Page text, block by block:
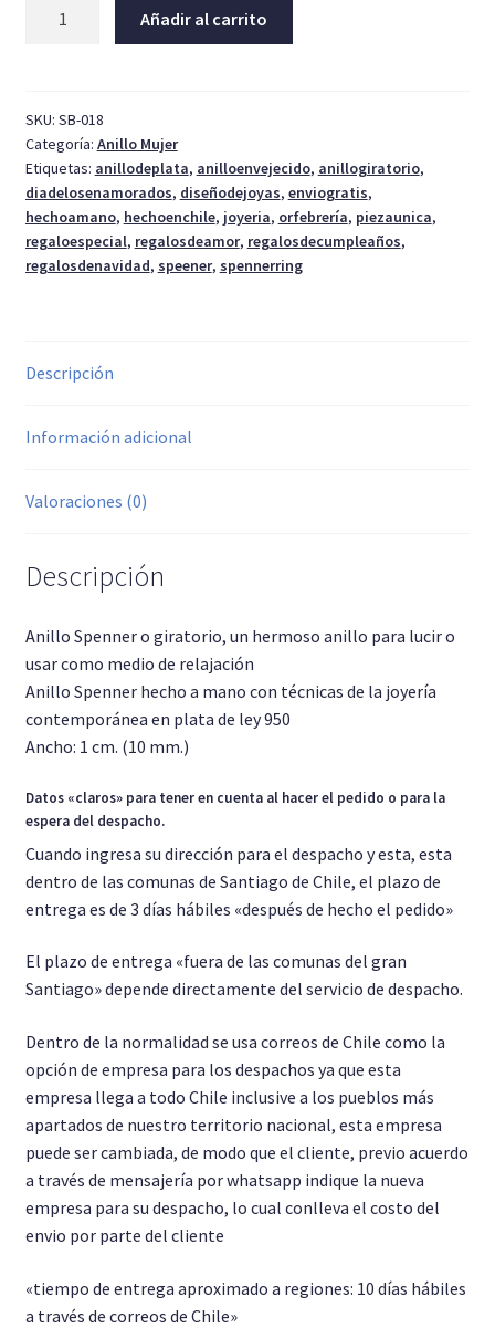
cantidad
Añadir al carrito
SKU: SB-018
Categoría: Anillo Mujer
Etiquetas: anillodeplata, anilloenvejecido, anillogiratorio,
diadelosenamorados, diseñodejoyas, enviogratis,
hechoamano, hechoenchile, joyeria, orfebrería, piezaunica,
regaloespecial, regalosdeamor, regalosdecumpleaños,
regalosdenavidad, speener, spennerring
Descripción
Información adicional
Valoraciones (0)
Descripción
Anillo Spenner o giratorio, un hermoso anillo para lucir o
usar como medio de relajación
Anillo Spenner hecho a mano con técnicas de la joyería
contemporánea en plata de ley 950
Ancho: 1 cm. (10 mm.)
Datos «claros» para tener en cuenta al hacer el pedido o para la
espera del despacho.
Cuando ingresa su dirección para el despacho y esta, esta
dentro de las comunas de Santiago de Chile, el plazo de
entrega es de 3 días hábiles «después de hecho el pedido»
El plazo de entrega «fuera de las comunas del gran
Santiago» depende directamente del servicio de despacho.
Dentro de la normalidad se usa correos de Chile como la
opción de empresa para los despachos ya que esta
empresa llega a todo Chile inclusive a los pueblos más
apartados de nuestro territorio nacional, esta empresa
puede ser cambiada, de modo que el cliente, previo acuerdo
a través de mensajería por whatsapp indique la nueva
empresa para su despacho, lo cual conlleva el costo del
envio por parte del cliente
«tiempo de entrega aproximado a regiones: 10 días hábiles
a través de correos de Chile»